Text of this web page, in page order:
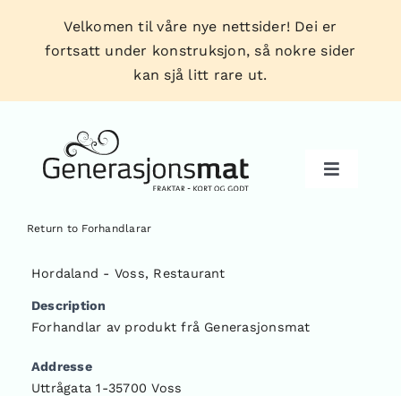
content
Velkomen til våre nye nettsider! Dei er
fortsatt under konstruksjon, så nokre sider
kan sjå litt rare ut.
Toggle
Forhandlarar
Tips & triks
Return to Forhandlarar
Hordaland - Voss, Restaurant
Description
Forhandlar av produkt frå Generasjonsmat
Addresse
Uttrågata 1-35700 Voss